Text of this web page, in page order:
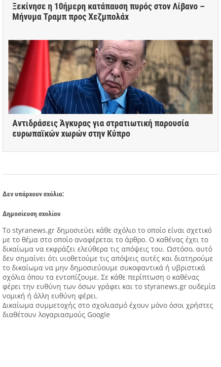
Ξεκίνησε η 10ήμερη κατάπαυση πυρός στον Λίβανο –
Μήνυμα Τραμπ προς Χεζμπολάχ
Αντιδράσεις Άγκυρας για στρατιωτική παρουσία
ευρωπαϊκών χωρών στην Κύπρο
Δεν υπάρχουν σχόλια:
Δημοσίευση σχολίου
Tο styranews.gr δημοσιεύει κάθε σχόλιο το οποίο είναι σχετικό
με το θέμα στο οποίο αναφέρεται το άρθρο. Ο καθένας έχει το
δικαίωμα να εκφράζει ελεύθερα τις απόψεις του. Ωστόσο, αυτό
δεν σημαίνει ότι υιοθετούμε τις απόψεις αυτές και διατηρούμε
το δικαίωμα να μην δημοσιεύουμε συκοφαντικά ή υβριστικά
σχόλια όπου τα εντοπίζουμε. Σε κάθε περίπτωση ο καθένας
φέρει την ευθύνη των όσων γράφει και το styranews.gr ουδεμία
νομική ή άλλη ευθύνη φέρει.
Δικαίωμα συμμετοχής στο σχολιασμό έχουν μόνο όσοι χρήστες
διαθέτουν λογαριασμούς Google